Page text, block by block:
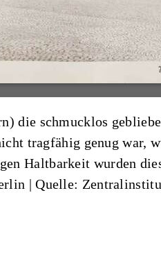
die schmucklos
tragfähig genug war,
Haltbarkeit wurden
|Quelle: